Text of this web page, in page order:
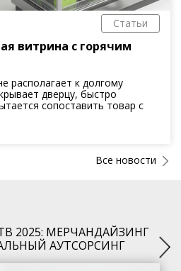
Статьи
витрина с горячим
располагает к долгому
дверцу, быстро
сопоставить товар с
Все новости
2025: МЕРЧАНДАЙЗИНГ
АУТСОРСИНГ